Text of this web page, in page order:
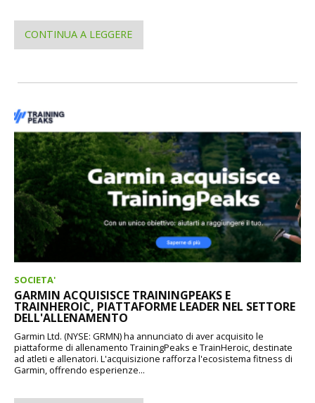
CONTINUA A LEGGERE
SOCIETA'
GARMIN ACQUISISCE TRAININGPEAKS E
TRAINHEROIC, PIATTAFORME LEADER NEL SETTORE
DELL'ALLENAMENTO
Garmin Ltd. (NYSE: GRMN) ha annunciato di aver acquisito le
piattaforme di allenamento TrainingPeaks e TrainHeroic, destinate
ad atleti e allenatori. L'acquisizione rafforza l'ecosistema fitness di
Garmin, offrendo esperienze...